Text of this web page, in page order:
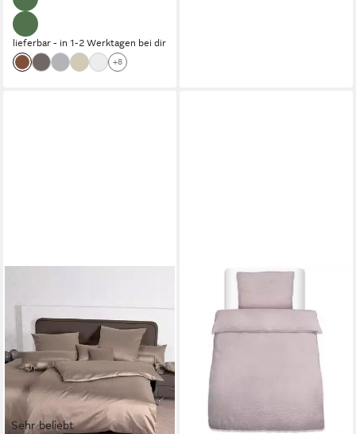
lieferbar - in 1-2 Werktagen bei dir
+8
Sehr beliebt